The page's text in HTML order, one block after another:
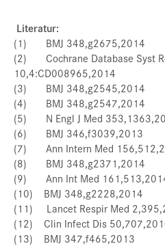
Literatur:
(1) BMJ 348,g2675,2014
(2) Cochrane Database Syst
10,4:CD008965,2014
(3) BMJ 348,g2545,2014
(4) BMJ 348,g2547,2014
(5) N Engl J Med
(6) BMJ 346,f3039,2013
(7) Ann Intern Med
(8) BMJ 348,g2371,2014
(9) Ann Int Med
(10) BMJ 348,g2228,2014
(11) Lancet Respir Med
(12) Clin Infect Dis
(13) BMJ 347,f465,2013